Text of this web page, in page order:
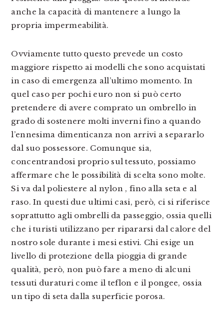
anche la capacità di mantenere a lungo la
propria impermeabilità.
Ovviamente tutto questo prevede un costo
maggiore rispetto ai modelli che sono acquistati
in caso di emergenza all’ultimo momento. In
quel caso per pochi euro non si può certo
pretendere di avere comprato un ombrello in
grado di sostenere molti inverni fino a quando
l’ennesima dimenticanza non arrivi a separarlo
dal suo possessore. Comunque sia,
concentrandosi proprio sul tessuto, possiamo
affermare che le possibilità di scelta sono molte.
Si va dal poliestere al nylon , fino alla seta e al
raso. In questi due ultimi casi, però, ci si riferisce
soprattutto agli ombrelli da passeggio, ossia quelli
che i turisti utilizzano per ripararsi dal calore del
nostro sole durante i mesi estivi. Chi esige un
livello di protezione della pioggia di grande
qualità, però, non può fare a meno di alcuni
tessuti duraturi come il teflon e il pongee, ossia
un tipo di seta dalla superficie porosa.